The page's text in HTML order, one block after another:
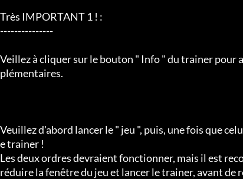
Très IMPORTANT 1 ! :
---------------
Veillez à cliquer sur le bouton " Info " du trainer
plémentaires.
Veuillez d'abord lancer le " jeu ", puis, une fois que
e trainer !
Les deux ordres devraient fonctionner, mais il est
réduire la fenêtre du jeu et lancer le trainer, avant